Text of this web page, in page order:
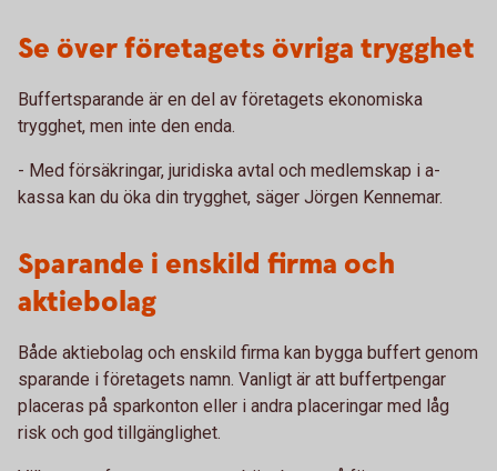
Se över företagets övriga trygghet
Buffertsparande är en del av företagets ekonomiska
trygghet, men inte den enda.
- Med försäkringar, juridiska avtal och medlemskap i a-
kassa kan du öka din trygghet, säger Jörgen Kennemar.
Sparande i enskild firma och
aktiebolag
Både aktiebolag och enskild firma kan bygga buffert genom
sparande i företagets namn. Vanligt är att buffertpengar
placeras på sparkonton eller i andra placeringar med låg
risk och god tillgänglighet.